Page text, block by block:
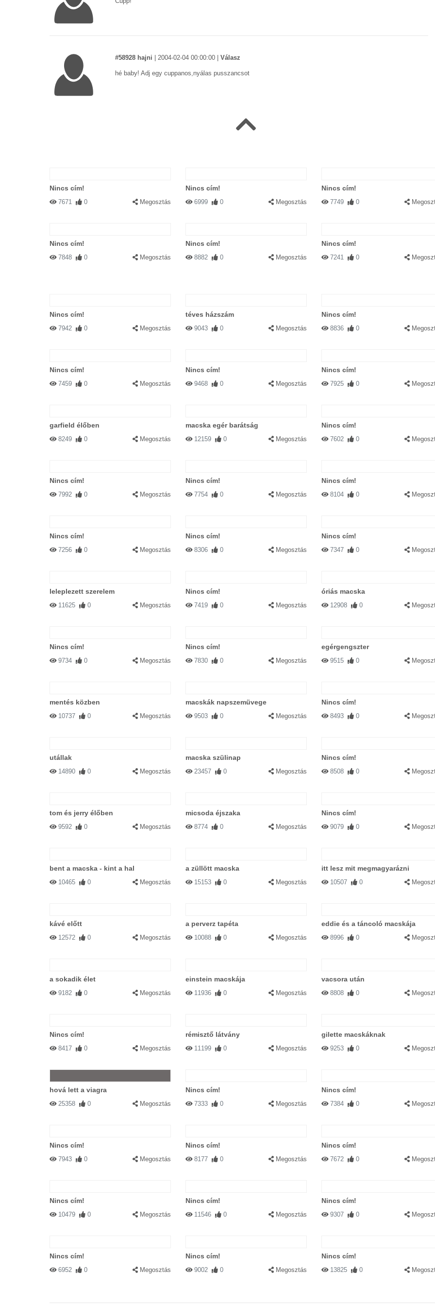
#58928 hajni 2004-02-04 00:00:00 Válasz
hé baby! Adj egy cuppanos,nyálas pusszancsot
| Válasz
#32696 Ada Mae|2003-09-04 00:00:00
-Te meg mit csinálsz? -A TEÁ-t nézem.
#12948 Horsemaniac 2003-03-26 00:00:00
Nincs cím!
7671 0 Megosztás
Nincs cím!
6999 0 Megosztás
Nincs cím!
7749 0
Nincs cím!
7848 0 Megosztás
Nincs cím!
8882 0 Megosztás
Nincs cím!
7241 0
Nincs cím!
7942 0 Megosztás
téves házszám
9043 0 Megosztás
Nincs cím!
8836 0
Nincs cím!
7459 0 Megosztás
Nincs cím!
9468 0 Megosztás
Nincs cím!
7925 0
garfield élőben
8249 0 Megosztás
macska egér barátság
12159 0 Megosztás
Nincs cím!
7602 0
Nincs cím!
7992 0 Megosztás
Nincs cím!
7754 0 Megosztás
Nincs cím!
8104 0
Nincs cím!
7256 0 Megosztás
Nincs cím!
8306 0 Megosztás
Nincs cím!
7347 0
leleplezett szerelem
11625 0 Megosztás
Nincs cím!
7419 0 Megosztás
óriás macska
12908 0
Nincs cím!
9734 0 Megosztás
Nincs cím!
7830 0 Megosztás
egérgengszter
9515 0
mentés közben
10737 0 Megosztás
macskák napszemüvege
9503 0 Megosztás
Nincs cím!
8493 0
utállak
14890 0 Megosztás
macska szülinap
23457 0 Megosztás
Nincs cím!
8508 0
tom és jerry élőben
9592 0 Megosztás
micsoda éjszaka
8774 0 Megosztás
Nincs cím!
9079 0
bent a macska - kint a hal
10465 0 Megosztás
a züllött macska
15153 0 Megosztás
itt lesz mit megmagyarázni
10507 0
kávé előtt
12572 0 Megosztás
a perverz tapéta
10088 0 Megosztás
eddie és a táncoló macskája
8996 0
a sokadik élet
9182 0 Megosztás
einstein macskája
11936 0 Megosztás
vacsora után
8808 0
Nincs cím!
8417 0 Megosztás
rémisztő látvány
11199 0 Megosztás
gilette macskáknak
9253 0
hová lett a viagra
25358 0 Megosztás
Nincs cím!
7333 0 Megosztás
Nincs cím!
7384 0
Nincs cím!
7943 0 Megosztás
Nincs cím!
8177 0 Megosztás
Nincs cím!
7672 0
Nincs cím!
10479 0 Megosztás
Nincs cím!
11546 0 Megosztás
Nincs cím!
9307 0
Nincs cím!
6952 0 Megosztás
Nincs cím!
9002 0 Megosztás
Nincs cím!
13825 0